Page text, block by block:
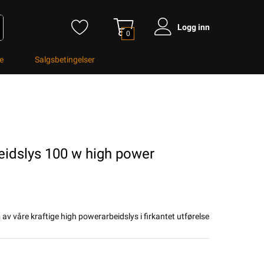
0
Logg inn
Salgsbetingelser
100 w high power
våre kraftige high powerarbeidslys i firkantet utførelse